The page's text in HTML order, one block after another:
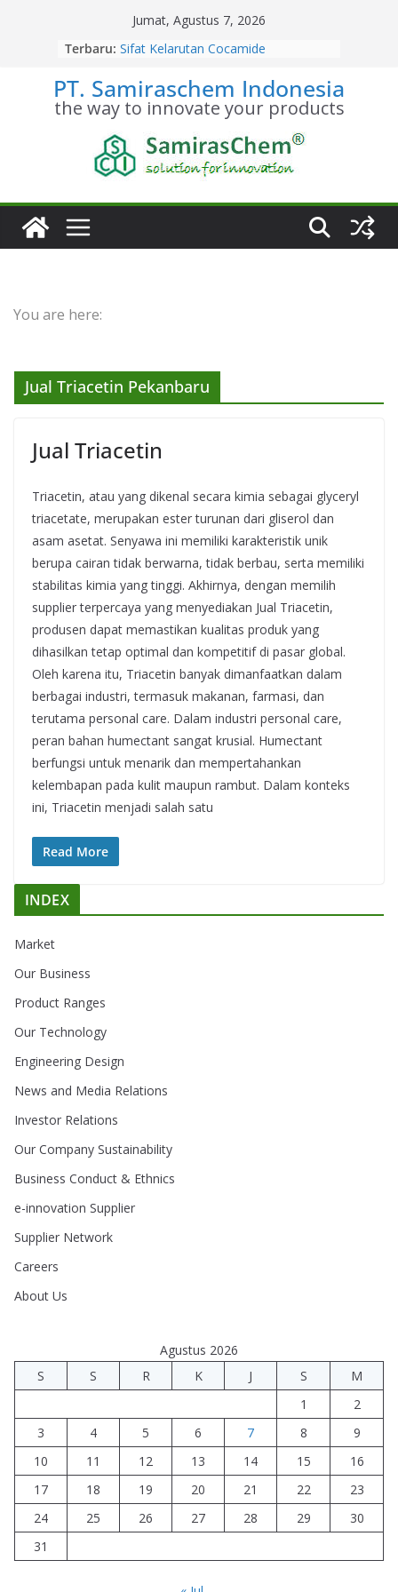
Jumat, Agustus 7, 2026
Terbaru: Sifat Kelarutan Cocamide
Distributor Cocamide
Diethanolamine Terpercaya
Kesetimbangan Kimia Cocamide
Diethanolamine
Kinetika Kimia Cocamide
Diethanolamine
Diethanolamine
PT. Samiraschem Indonesia
the way to innovate your products
You are here:
Jual Triacetin Pekanbaru
Jual Triacetin
Triacetin, atau yang dikenal secara kimia sebagai glyceryl
triacetate, merupakan ester turunan dari gliserol dan
asam asetat. Senyawa ini memiliki karakteristik unik
berupa cairan tidak berwarna, tidak berbau, serta memiliki
stabilitas kimia yang tinggi. Akhirnya, dengan memilih
supplier terpercaya yang menyediakan Jual Triacetin,
produsen dapat memastikan kualitas produk yang
dihasilkan tetap optimal dan kompetitif di pasar global.
Oleh karena itu, Triacetin banyak dimanfaatkan dalam
berbagai industri, termasuk makanan, farmasi, dan
terutama personal care. Dalam industri personal care,
peran bahan humectant sangat krusial. Humectant
berfungsi untuk menarik dan mempertahankan
kelembapan pada kulit maupun rambut. Dalam konteks
ini, Triacetin menjadi salah satu
Read More
INDEX
Market
Our Business
Product Ranges
Our Technology
Engineering Design
News and Media Relations
Investor Relations
Our Company Sustainability
Business Conduct & Ethnics
e-innovation Supplier
Supplier Network
Careers
About Us
Agustus 2026
S
S R K J S
M
1
2
3
4 5 6 7 8
9
10
11 12 13 14 15
16
17
18 19 20 21 22
23
24
25 26 27 28 29
30
31